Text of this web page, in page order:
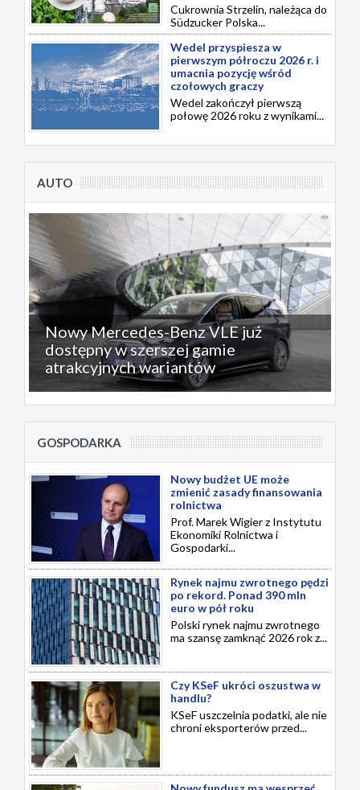
Cukrownia Strzelin, należąca do
Südzucker Polska...
Wedel przyspiesza w
pierwszym półroczu 2026 r. i
umacnia pozycję wśród
czołowych graczy
Wedel zakończył pierwszą
połowę 2026 roku z wynikami...
AUTO
Nowy Mercedes-Benz VLE już
dostępny w szerszej gamie
atrakcyjnych wariantów
GOSPODARKA
Nowy budżet UE może
zmienić zasady finansowania
rolnictwa
Prof. Marek Wigier z Instytutu
Ekonomiki Rolnictwa i
Gospodarki...
Rynek najmu zwrotnego pędzi
po rekord. Ponad 390 mln
euro w pół roku
Polski rynek najmu zwrotnego
ma szansę zamknąć 2026 rok z...
Czy KSeF ukróci oszustwa w
handlu?
KSeF uszczelnia podatki, ale nie
chroni eksporterów przed...